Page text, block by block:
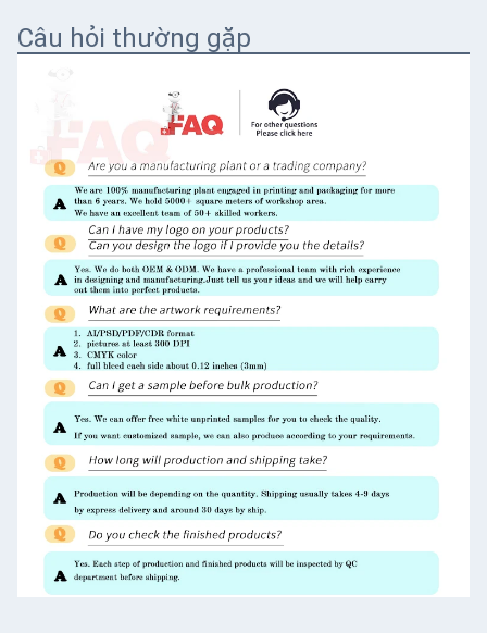
Câu hỏi thường gặp